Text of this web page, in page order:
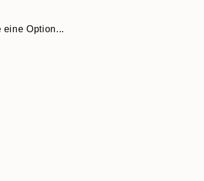
eine Option...